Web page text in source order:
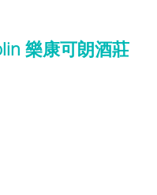
樂康可朗酒莊